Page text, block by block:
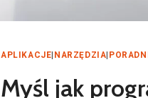
APLIKACJE NARZĘDZIA
Myśl jak